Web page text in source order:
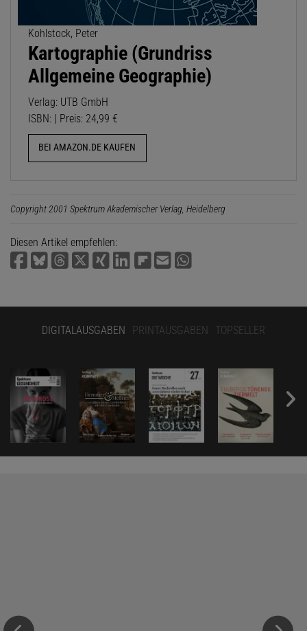
Kohlstock, Peter
Kartographie (Grundriss
Allgemeine Geographie)
Verlag: UTB GmbH
ISBN: | Preis: 24,99 €
BEI AMAZON.DE KAUFEN
Copyright 2001 Spektrum Akademischer Verlag, Heidelberg
Diesen Artikel empfehlen:
DIGITALAUSGABEN PRINTAUSGABEN TOPSELLER